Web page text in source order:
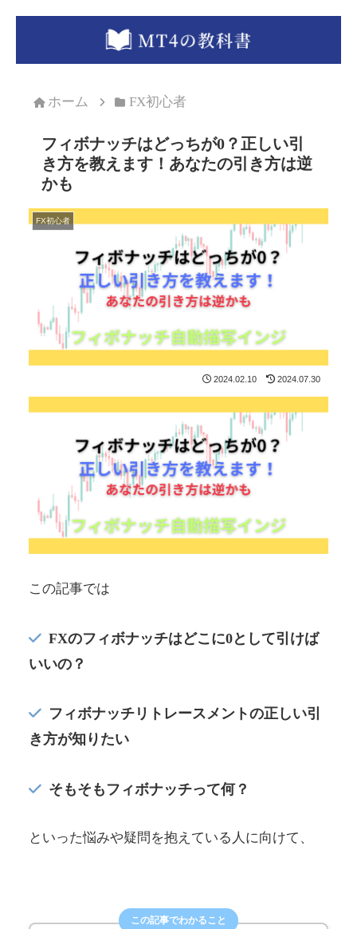
ホーム FX初心者
フィボナッチはどっちが0？正しい引
き方を教えます！あなたの引き方は逆
かも
FX初心者
2024.02.10 2024.07.30
この記事では
FXのフィボナッチはどこに0として引けば
いいの？
フィボナッチリトレースメントの正しい引
き方が知りたい
そもそもフィボナッチって何？
といった悩みや疑問を抱えている人に向けて、
この記事でわかること